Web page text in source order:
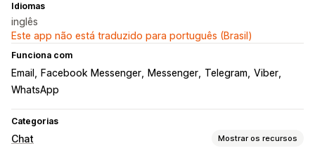
Idiomas
inglês
Este app não está traduzido para português (Brasil)
Funciona com
Email Facebook Messenger Messenger Telegram Viber
WhatsApp
Categorias
Chat Mostrar os recursos